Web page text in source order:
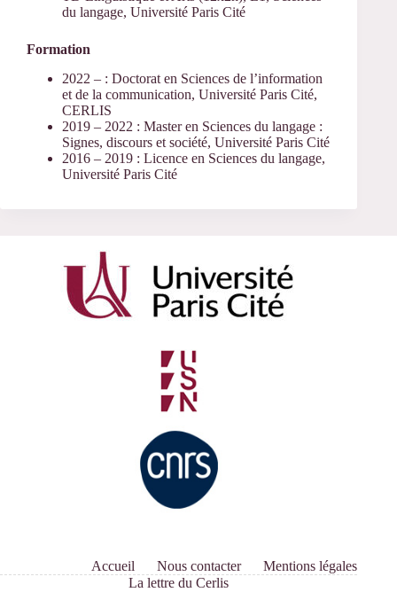
du langage, Université Paris Cité
Formation
2022 – : Doctorat en Sciences de l’information
et de la communication, Université Paris Cité,
CERLIS
2019 – 2022 : Master en Sciences du langage :
Signes, discours et société, Université Paris Cité
2016 – 2019 : Licence en Sciences du langage,
Université Paris Cité
Accueil Nous contacter
Mentions légales
La lettre du Cerlis